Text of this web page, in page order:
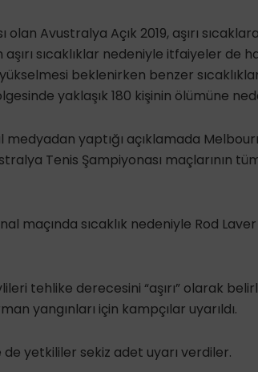
Avustralya Açık 2019, aşırı
sıcaklıklar nedeniyle itfaiyeler de
beklenirken benzer
yaklaşık 180 kişinin ölümüne
yaptığı açıklamada
Tenis Şampiyonası maçlarının
maçında sıcaklık nedeniyle Rod Laver
tehlike derecesini “aşırı” olarak
yangınları için kampçılar uyarıldı.
yetkililer sekiz adet uyarı verdiler.